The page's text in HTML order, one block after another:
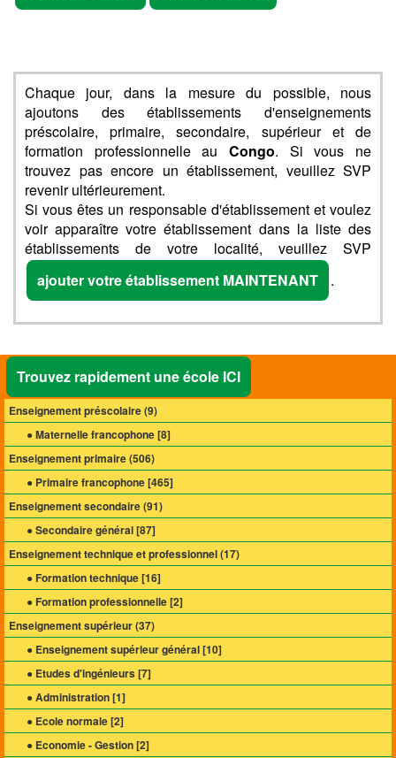
Chaque jour, dans la mesure du possible, nous
ajoutons des établissements d'enseignements
préscolaire, primaire, secondaire, supérieur et de
formation professionnelle au Congo. Si vous ne
trouvez pas encore un établissement, veuillez SVP
revenir ultérieurement.
Si vous êtes un responsable d'établissement et voulez
voir apparaître votre établissement dans la liste des
établissements de votre localité, veuillez SVP
ajouter votre établissement MAINTENANT
.
Trouvez rapidement une école ICI
Enseignement préscolaire (9)
● Maternelle francophone [8]
Enseignement primaire (506)
● Primaire francophone [465]
Enseignement secondaire (91)
● Secondaire général [87]
Enseignement technique et professionnel (17)
● Formation technique [16]
● Formation professionnelle [2]
Enseignement supérieur (37)
● Enseignement supérieur général [10]
● Etudes d'ingénieurs [7]
● Administration [1]
● Ecole normale [2]
● Economie - Gestion [2]